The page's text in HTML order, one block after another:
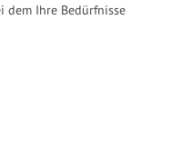
dem Ihre Bedürfnisse